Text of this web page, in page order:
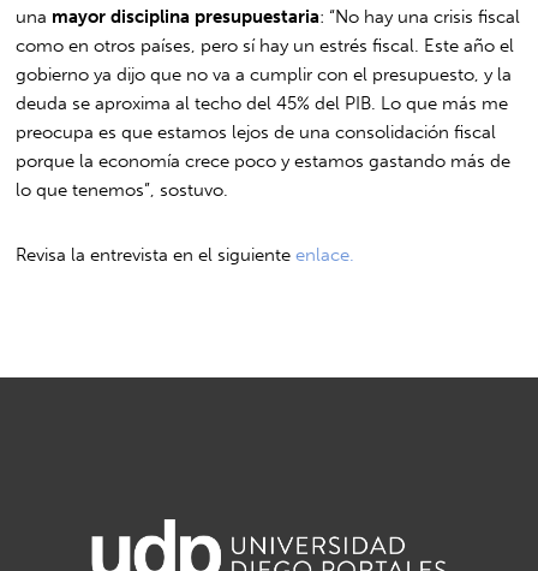
una mayor disciplina presupuestaria: “No hay una crisis fiscal
como en otros países, pero sí hay un estrés fiscal. Este año el
gobierno ya dijo que no va a cumplir con el presupuesto, y la
deuda se aproxima al techo del 45% del PIB. Lo que más me
preocupa es que estamos lejos de una consolidación fiscal
porque la economía crece poco y estamos gastando más de
lo que tenemos”, sostuvo.
Revisa la entrevista en el siguienteenlace.